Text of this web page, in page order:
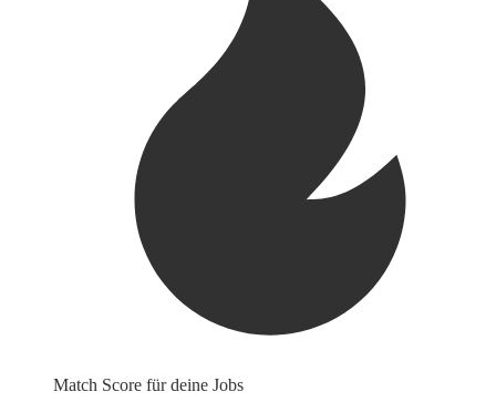
Match Score für deine Jobs